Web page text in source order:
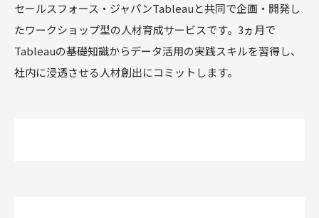
セールスフォース・ジャパンTableauと共同で企画・開発し
たワークショップ型の人材育成サービスです。 3ヵ月で
Tableauの基礎知識からデータ活用の実践スキルを習得し、
社内に浸透させる人材創出にコミットします。